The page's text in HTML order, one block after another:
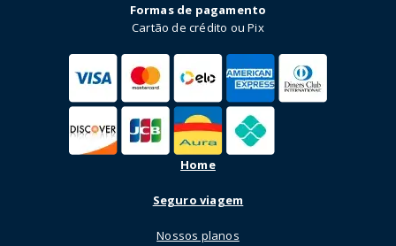
Formas de pagamento
Cartão de crédito ou Pix
Home
Seguro viagem
Nossos planos